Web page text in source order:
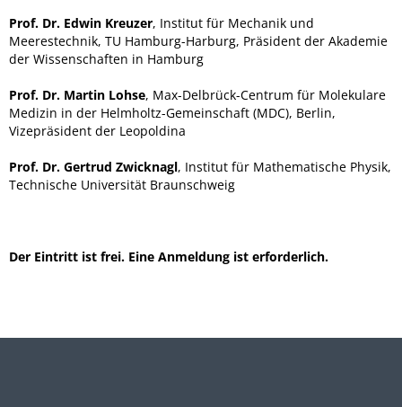
Prof. Dr. Edwin Kreuzer, Institut für Mechanik und
Meerestechnik, TU Hamburg-Harburg, Präsident der Akademie
der Wissenschaften in Hamburg
Prof. Dr. Martin Lohse, Max-Delbrück-Centrum für Molekulare
Medizin in der Helmholtz-Gemeinschaft (MDC), Berlin,
Vizepräsident der Leopoldina
Prof. Dr. Gertrud Zwicknagl, Institut für Mathematische Physik,
Technische Universität Braunschweig
Der Eintritt ist frei. Eine Anmeldung ist erforderlich.